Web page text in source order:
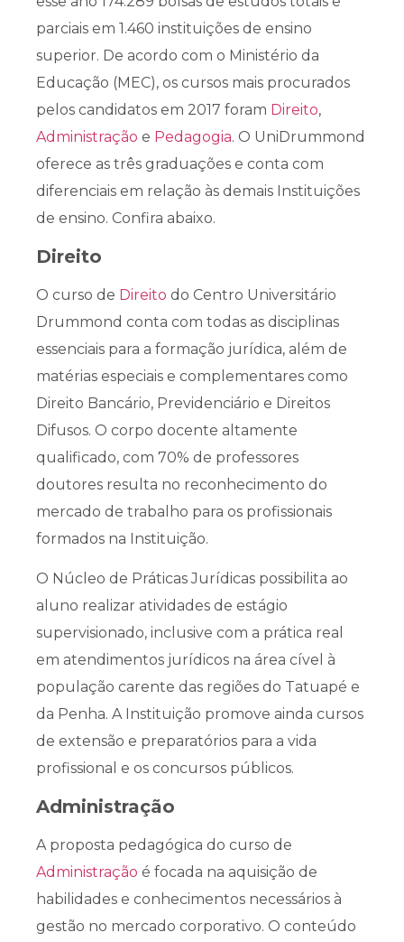
parciais em 1.460 instituições de ensino
superior. De acordo com o Ministério da
Educação (MEC), os cursos mais procurados
pelos candidatos em 2017 foram Direito,
Administração e Pedagogia. O UniDrummond
oferece as três graduações e conta com
diferenciais em relação às demais Instituições
de ensino. Confira abaixo.
Direito
O curso de Direito do Centro Universitário
Drummond conta com todas as disciplinas
essenciais para a formação jurídica, além de
matérias especiais e complementares como
Direito Bancário, Previdenciário e Direitos
Difusos. O corpo docente altamente
qualificado, com 70% de professores
doutores resulta no reconhecimento do
mercado de trabalho para os profissionais
formados na Instituição.
O Núcleo de Práticas Jurídicas possibilita ao
aluno realizar atividades de estágio
supervisionado, inclusive com a prática real
em atendimentos jurídicos na área cível à
população carente das regiões do Tatuapé e
da Penha. A Instituição promove ainda cursos
de extensão e preparatórios para a vida
profissional e os concursos públicos.
Administração
A proposta pedagógica do curso de
Administração é focada na aquisição de
habilidades e conhecimentos necessários à
gestão no mercado corporativo. O conteúdo